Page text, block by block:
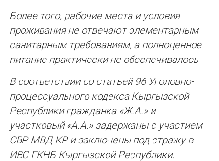
Более того, рабочие места и условия
проживания не отвечают элементарным
санитарным требованиям, а полноценное
питание практически не обеспечивалось
В соответствии со статьей 96 Уголовно-
процессуального кодекса Кыргызской
Республики гражданка «Ж.А.» и
участковый «А.А.» задержаны с участием
СВР МВД КР и заключены под стражу в
ИВС ГКНБ Кыргызской Республики.